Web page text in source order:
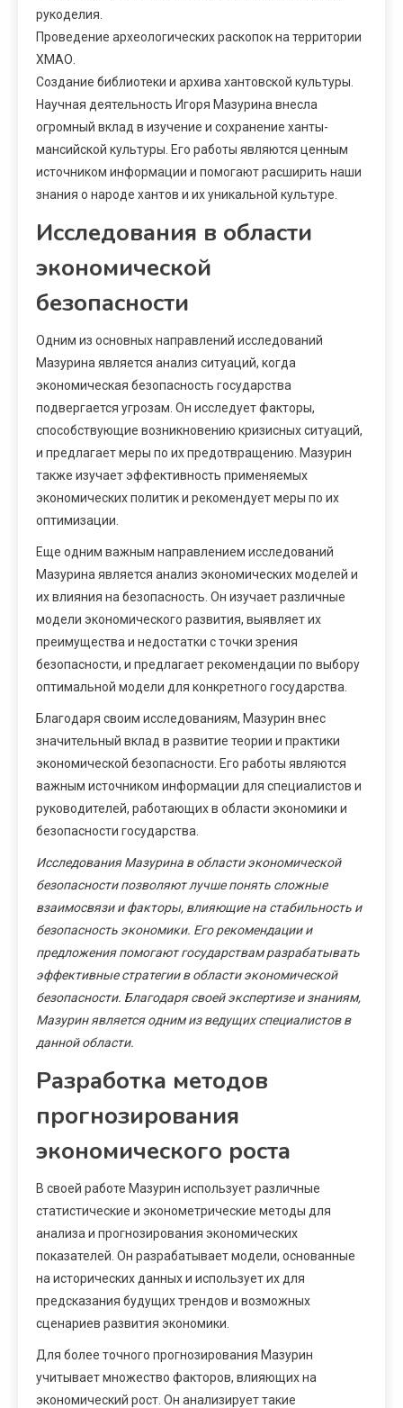
рукоделия.
Проведение археологических раскопок на территории
ХМАО.
Создание библиотеки и архива хантовской культуры.
Научная деятельность Игоря Мазурина внесла
огромный вклад в изучение и сохранение ханты-
мансийской культуры. Его работы являются ценным
источником информации и помогают расширить наши
знания о народе хантов и их уникальной культуре.
Исследования в области
экономической
безопасности
Одним из основных направлений исследований
Мазурина является анализ ситуаций, когда
экономическая безопасность государства
подвергается угрозам. Он исследует факторы,
способствующие возникновению кризисных ситуаций,
и предлагает меры по их предотвращению. Мазурин
также изучает эффективность применяемых
экономических политик и рекомендует меры по их
оптимизации.
Еще одним важным направлением исследований
Мазурина является анализ экономических моделей и
их влияния на безопасность. Он изучает различные
модели экономического развития, выявляет их
преимущества и недостатки с точки зрения
безопасности, и предлагает рекомендации по выбору
оптимальной модели для конкретного государства.
Благодаря своим исследованиям, Мазурин внес
значительный вклад в развитие теории и практики
экономической безопасности. Его работы являются
важным источником информации для специалистов и
руководителей, работающих в области экономики и
безопасности государства.
Исследования Мазурина в области экономической
безопасности позволяют лучше понять сложные
взаимосвязи и факторы, влияющие на стабильность и
безопасность экономики. Его рекомендации и
предложения помогают государствам разрабатывать
эффективные стратегии в области экономической
безопасности. Благодаря своей экспертизе и знаниям,
Мазурин является одним из ведущих специалистов в
данной области.
Разработка методов
прогнозирования
экономического роста
В своей работе Мазурин использует различные
статистические и эконометрические методы для
анализа и прогнозирования экономических
показателей. Он разрабатывает модели, основанные
на исторических данных и использует их для
предсказания будущих трендов и возможных
сценариев развития экономики.
Для более точного прогнозирования Мазурин
учитывает множество факторов, влияющих на
экономический рост. Он анализирует такие